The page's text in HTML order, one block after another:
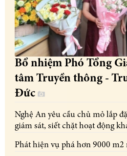
Bổ nhiệm Phó Tổng
tâm Truyền thông -
Đức
Nghệ An yêu cầu chủ mỏ lắp
giám sát, siết chặt hoạt động